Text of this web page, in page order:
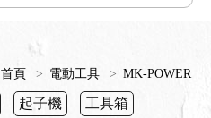
首頁 > 電動工具 > MK-POWER
起子機 工具箱